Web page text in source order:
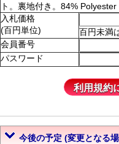
ト。裏地付き。84% Polyester
入札価格
(百円単位)
百円未満
会員番号
パスワード
今後の予定 (変更となる